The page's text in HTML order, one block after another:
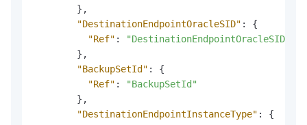
} ,
"DestinationEndpointOracleSID" :
{
"Ref" :
"DestinationEndpointOracleSID"
} ,
"BackupSetId" :
{
"Ref" :
"BackupSetId"
} ,
"DestinationEndpointInstanceType" :
{